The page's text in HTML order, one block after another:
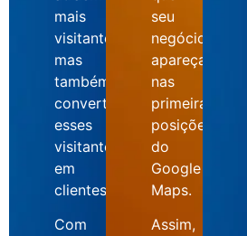
mais
visitantes,
mas
também
convertem
esses
visitantes
em
clientes.
Com
seu
negócio
apareça
nas
primeiras
posições
do
Google
Maps.
Assim,